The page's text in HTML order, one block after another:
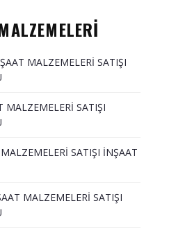
MALZEMELERİ SATIŞI
MALZEMELERİ SATIŞI
SATIŞI İNŞAAT
MALZEMELERİ SATIŞI